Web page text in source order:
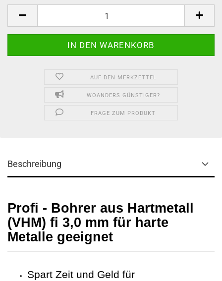
AUF DEN MERKZETTEL
WOANDERS GÜNSTIGER?
FRAGE ZUM PRODUKT
Beschreibung
Profi - Bohrer aus Hartmetall
(VHM) fi 3,0 mm für harte
Metalle geeignet
Spart Zeit und Geld für